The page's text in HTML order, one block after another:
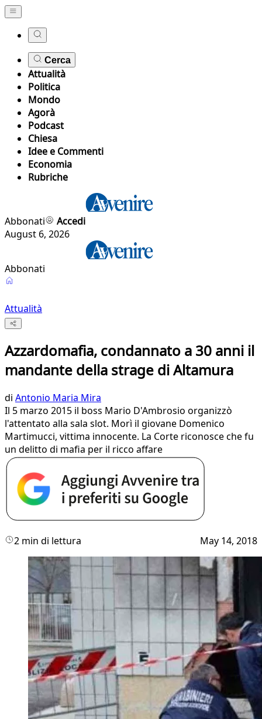
Cerca
Attualità
Politica
Mondo
Agorà
Podcast
Chiesa
Idee e Commenti
Economia
Rubriche
Abbonati
Accedi
August 6, 2026
Abbonati
Attualità
Azzardomafia, condannato a 30 anni il
mandante della strage di Altamura
di Antonio Maria Mira
Il 5 marzo 2015 il boss Mario D'Ambrosio organizzò
l'attentato alla sala slot. Morì il giovane Domenico
Martimucci, vittima innocente. La Corte riconosce che fu
un delitto di mafia per il ricco affare
2 min di lettura May 14, 2018